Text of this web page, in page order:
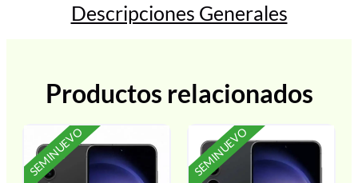
Descripciones Generales
Productos relacionados
SEMINUEVO SEMINUEVO